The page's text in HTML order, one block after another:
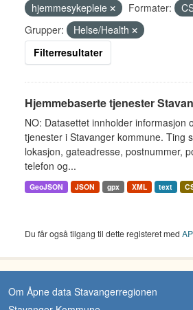
hjemmesykepleie
Formater:
Grupper:
Helse/Health
Filterresultater
Hjemmebaserte tjenester
NO: Datasettet innholder informasjon
tjenester i Stavanger kommune. Ting
lokasjon, gateadresse, postnummer,
telefon og...
GeoJSON JSON gpx XML text
Du får også tilgang til dette registeret med
Om Åpne data Stavangerregionen